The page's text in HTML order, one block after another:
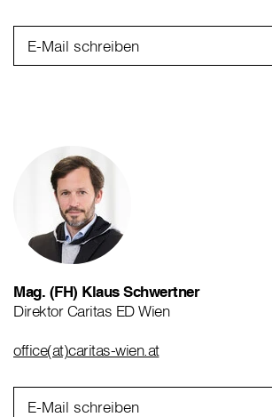
E-Mail schreiben
Mag. (FH) Klaus Schwertner
Direktor Caritas ED Wien
office(at)caritas-wien.at
E-Mail schreiben